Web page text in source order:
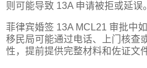
则可能导致 13A 申请被拒或延误。
菲律宾婚签 13A MCL21 审批中
移民局可能通过电话、上门核查
性，提前提供完整材料和佐证文